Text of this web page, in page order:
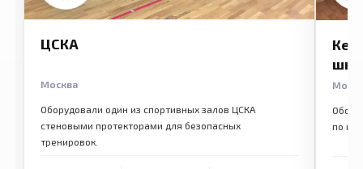
ЦСКА
Москва
Оборудовали один из спортивных залов ЦСКА
стеновыми протекторами для безопасных
тренировок.
по